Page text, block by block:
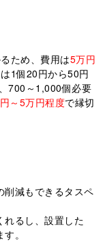
ため、費用は5万円
1個20円から50円
700 ～ 1 ,000個必要
～ 5万円程度で縁切
削減もできるタスペ
れるし、設置した
。